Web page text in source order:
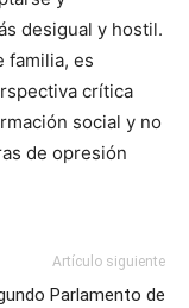
desigual y hostil.
familia, es
crítica
social y no
de opresión
Artículo siguiente
Parlamento de